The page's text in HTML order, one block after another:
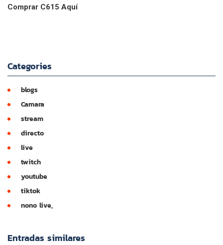
Comprar C615 Aquí
Categories
blogs
Camara
stream
directo
live
twitch
youtube
tiktok
nono live,
Entradas similares